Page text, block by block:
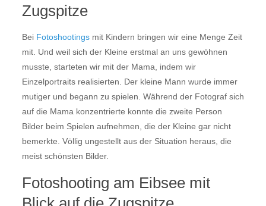
Zugspitze
Bei Fotoshootingsmit Kindern bringen wir eine Menge Zeit
mit. Und weil sich der Kleine erstmal an uns gewöhnen
musste, starteten wir mit der Mama, indem wir
Einzelportraits realisierten. Der kleine Mann wurde immer
mutiger und begann zu spielen. Während der Fotograf sich
auf die Mama konzentrierte konnte die zweite Person
Bilder beim Spielen aufnehmen, die der Kleine gar nicht
bemerkte. Völlig ungestellt aus der Situation heraus, die
meist schönsten Bilder.
Fotoshooting am Eibsee mit